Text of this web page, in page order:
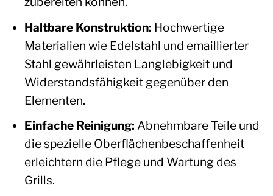
Haltbare Konstruktion: Hochwertige
Materialien wie Edelstahl und emaillierter
Stahl gewährleisten Langlebigkeit und
Widerstandsfähigkeit gegenüber den
Elementen.
Einfache Reinigung: Abnehmbare Teile und
die spezielle Oberflächenbeschaffenheit
erleichtern die Pflege und Wartung des
Grills.